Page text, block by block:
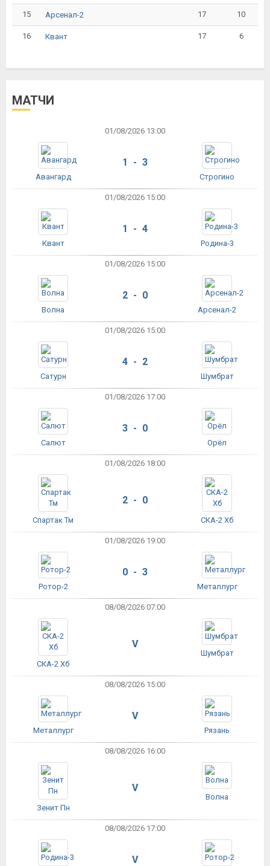
15 Арсенал-2 17 10
16 Квант 17 6
МАТЧИ
01/08/2026 13:00
Авангард
1 - 3
Строгино
01/08/2026 15:00
Квант
1 - 4
Родина-3
01/08/2026 15:00
Волна
2 - 0
Арсенал-2
01/08/2026 15:00
Сатурн
4 - 2
Шумбрат
01/08/2026 17:00
Салют
3 - 0
Орёл
01/08/2026 18:00
Спартак Тм
2 - 0
СКА-2 Хб
01/08/2026 19:00
Ротор-2
0 - 3
Металлург
08/08/2026 07:00
СКА-2 Хб
V
Шумбрат
08/08/2026 15:00
Металлург
V
Рязань
08/08/2026 16:00
Зенит Пн
V
Волна
08/08/2026 17:00
V